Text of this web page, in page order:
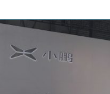
及消費表現
16:47
本地｜假冒內
損失近6900萬元
財經｜日經失